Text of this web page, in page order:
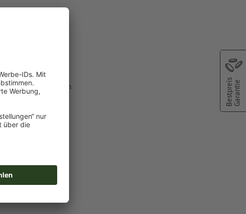
Zielfarbe aus dem
286 C").
als Druckfarben
angelegte
durchscheinen
oder TIFF-
BestpreisGarantie